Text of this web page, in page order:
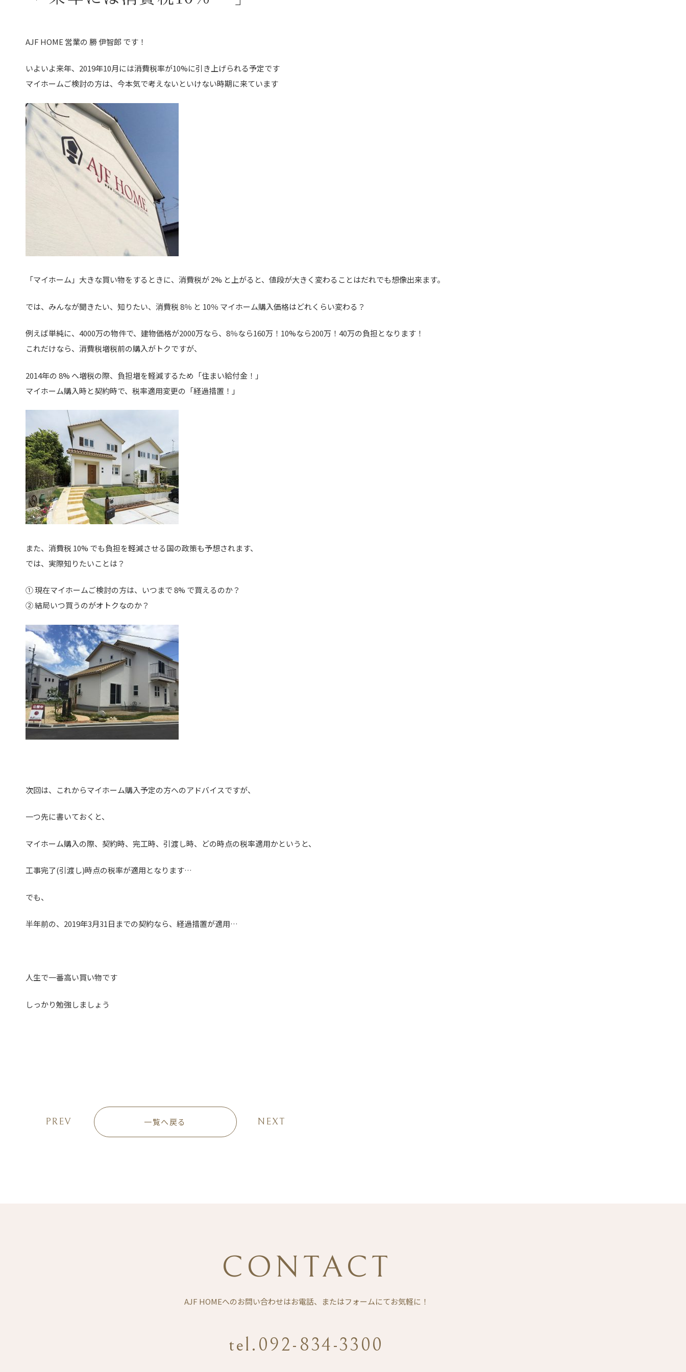
AJF HOME 営業の 勝 伊智郎 です！
いよいよ来年、2019年10月には消費税率が10%に引き上げられる予定です
マイホームご検討の方は、今本気で考えないといけない時期に来ています
「マイホーム」大きな買い物をするときに、消費税が 2% と上がると、値段が大きく変わることはだれでも想像出来ます。
では、みんなが聞きたい、知りたい、消費税 8％ と 10％ マイホーム購入価格はどれくらい変わる？
例えば単純に、4000万の物件で、建物価格が2000万なら、8％なら160万！10%なら200万！40万の負担となります！
これだけなら、消費税増税前の購入がトクですが、
2014年の 8% へ増税の際、負担増を軽減するため「住まい給付金！」
マイホーム購入時と契約時で、税率適用変更の「経過措置！」
また、消費税 10% でも負担を軽減させる国の政策も予想されます、
では、実際知りたいことは？
① 現在マイホームご検討の方は、いつまで 8% で買えるのか？
② 結局いつ買うのがオトクなのか？
次回は、これからマイホーム購入予定の方へのアドバイスですが、
一つ先に書いておくと、
マイホーム購入の際、契約時、完工時、引渡し時、どの時点の税率適用かというと、
工事完了(引渡し)時点の税率が適用となります…
でも、
半年前の、2019年3月31日までの契約なら、経過措置が適用…
人生で一番高い買い物です
しっかり勉強しましょう
PREV 一覧へ戻る NEXT
CONTACT
AJF HOMEへのお問い合わせはお電話、またはフォームにてお気軽に！
tel.092-834-3300